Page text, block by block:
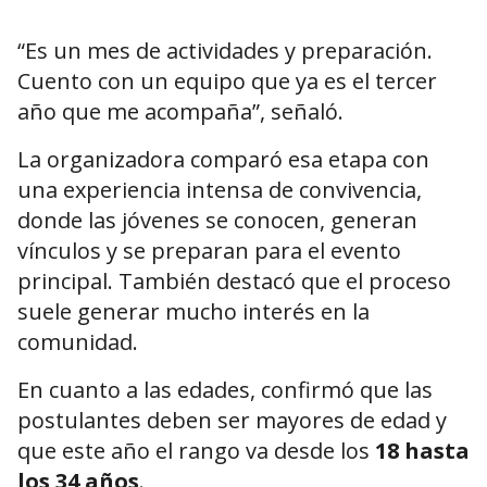
“Es un mes de actividades y preparación.
Cuento con un equipo que ya es el tercer
año que me acompaña”, señaló.
La organizadora comparó esa etapa con
una experiencia intensa de convivencia,
donde las jóvenes se conocen, generan
vínculos y se preparan para el evento
principal. También destacó que el proceso
suele generar mucho interés en la
comunidad.
En cuanto a las edades, confirmó que las
postulantes deben ser mayores de edad y
que este año el rango va desde los 18 hasta
los 34 años.